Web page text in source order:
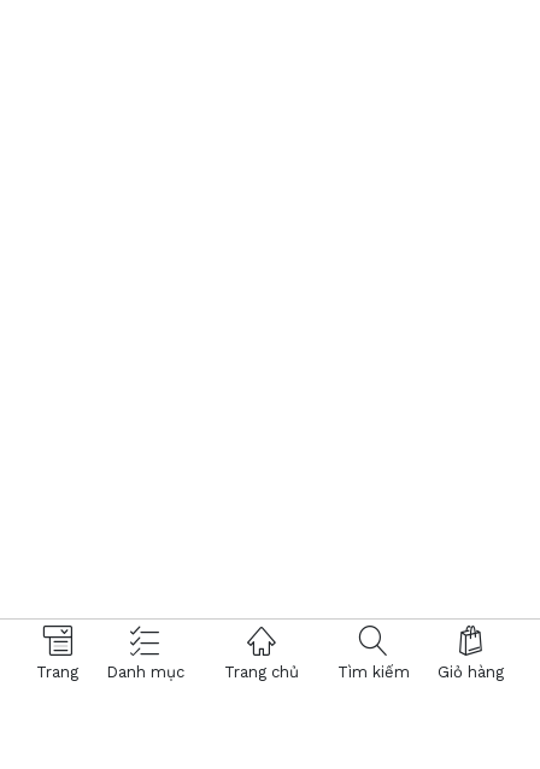
Trang Danh mục Trang chủ Tìm kiếm Giỏ hàng